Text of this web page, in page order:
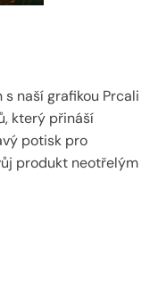
naší grafikou Prcali
který přináší
potisk pro
produkt neotřelým